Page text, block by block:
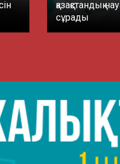
қазақстандық
сұрады